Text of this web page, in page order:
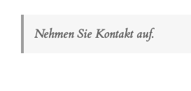
Nehmen Sie Kontakt auf.